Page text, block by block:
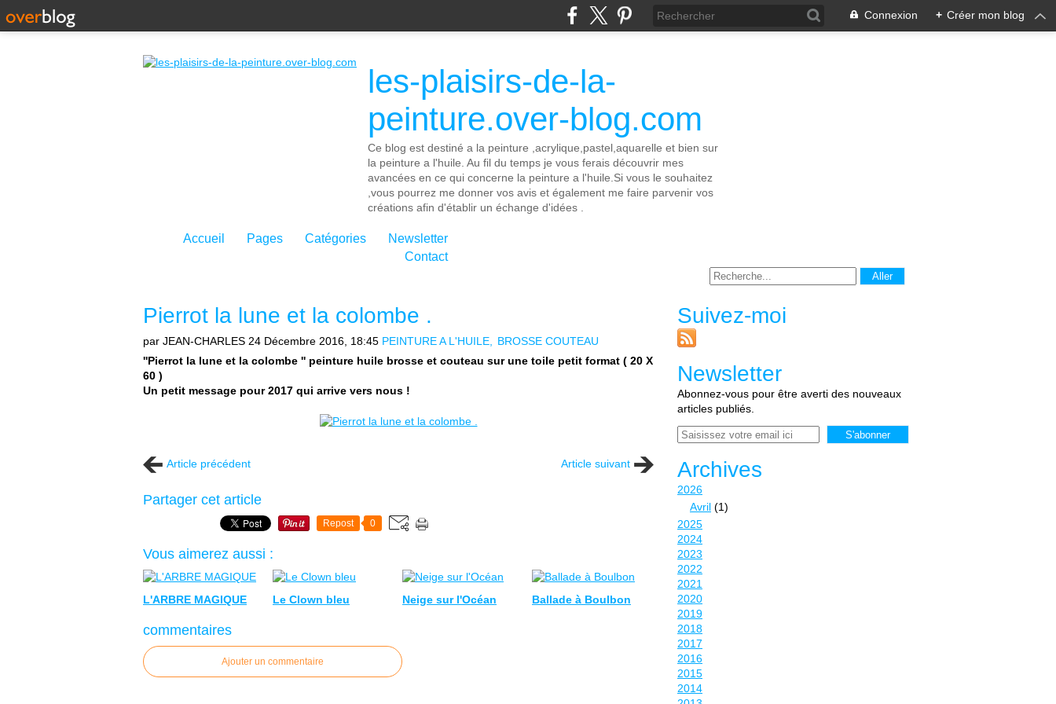
Connexion + Créer mon blog
les-plaisirs-de-la-
peinture.over-blog.com
Ce blog est destiné a la peinture ,acrylique,pastel,aquarelle et bien sur
la peinture a l'huile. Au fil du temps je vous ferais découvrir mes
avancées en ce qui concerne la peinture a l'huile.Si vous le souhaitez
,vous pourrez me donner vos avis et également me faire parvenir vos
créations afin d'établir un échange d'idées .
Accueil Pages Catégories
Newsletter
Contact
Pierrot la lune et la colombe .
par JEAN-CHARLES 24 Décembre 2016, 18:45 PEINTURE A L'HUILE
BROSSE COUTEAU
''Pierrot la lune et la colombe '' peinture huile brosse et couteau sur une toile petit format ( 20 X
60 )
Un petit message pour 2017 qui arrive vers nous !
Article précédent Article suivant
Partager cet article
Repost 0
Vous aimerez aussi :
L'ARBRE MAGIQUE Le Clown bleu Neige sur l'Océan Ballade à Boulbon
commentaires
Ajouter un commentaire
Suivez-moi
Newsletter
Abonnez-vous pour être averti des nouveaux
articles publiés.
Email
Archives
2026
Avril (1)
2025
2024
2023
2022
2021
2020
2019
2018
2017
2016
2015
2014